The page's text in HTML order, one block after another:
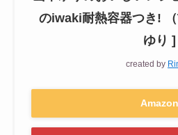
のiwaki耐熱容器つき!
ゆり ]
created by
Amazon